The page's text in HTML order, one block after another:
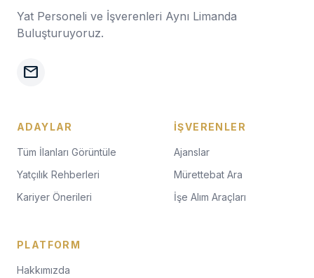
Yat Personeli ve İşverenleri Aynı Limanda
Buluşturuyoruz.
mail
ADAYLAR
Tüm İlanları Görüntüle
Yatçılık Rehberleri
Kariyer Önerileri
İŞVERENLER
Ajanslar
Mürettebat Ara
İşe Alım Araçları
PLATFORM
Hakkımızda